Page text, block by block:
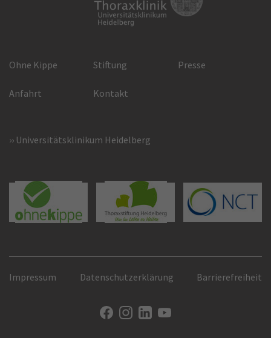
Ohne Kippe Stiftung Presse
Anfahrt Kontakt
Universitätsklinikum Heidelberg
Impressum Datenschutzerklärung Barrierefreiheit